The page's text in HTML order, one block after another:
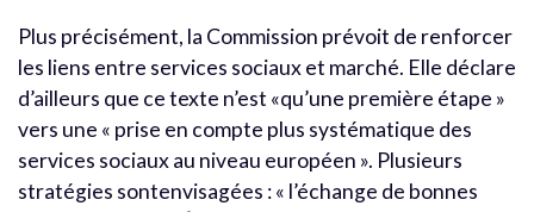
Plus précisément, la Commission prévoit de renforcer
les liens entre services sociaux et marché. Elle déclare
d’ailleurs que ce texte n’est «qu’une première étape »
vers une « prise en compte plus systématique des
services sociaux au niveau européen ». Plusieurs
stratégies sontenvisagées : « l’échange de bonnes